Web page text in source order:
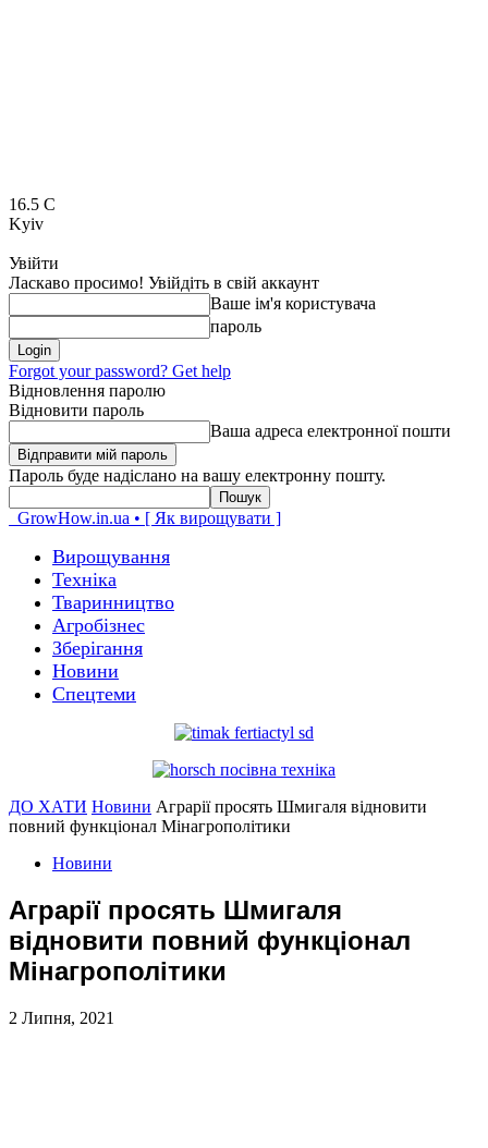
16.5 C
Kyiv
Увійти
Ласкаво просимо! Увійдіть в свій аккаунт
Ваше ім'я користувача
пароль
Forgot your password? Get help
Відновлення паролю
Відновити пароль
Ваша адреса електронної пошти
Пароль буде надіслано на вашу електронну пошту.
GrowHow.in.ua • [ Як вирощувати ]
Вирощування
Техніка
Тваринництво
Агробізнес
Зберігання
Новини
Спецтеми
ДО ХАТИ Новини Аграрії просять Шмигаля відновити
повний функціонал Мінагрополітики
Новини
Аграрії просять Шмигаля
відновити повний функціонал
Мінагрополітики
2 Липня, 2021